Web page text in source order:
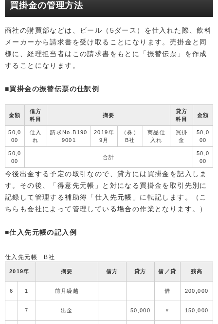
買掛金の管理方法
商社の購買部などは、ビール（5ダース）を仕入れた際、飲料
メーカーから請求書を受け取ることになります。売掛金と同
様に、経理担当者はこの請求書をもとに「振替伝票」を作成
することになります。
■買掛金の振替伝票の仕訳例
金額
借方
科目
摘要
貸方
科目
金額
50,0
00
仕入
れ
請求No.B190
9001
2019年
9月
（株）
B社
商品仕
入れ
買掛
金
50,0
00
50,0
00
合計
50,0
00
今後出金する予定の取引なので、貸方には買掛金を記入しま
す。その後、「得意先元帳」と対になる買掛金を取引先別に
記録して管理する補助簿「仕入先元帳」に転記します。（こ
ちらも会社によって管理している場合の作業となります。）
■仕入先元帳の記入例
仕入先元帳 B社
2019年 摘要 借方 貸方 借／貸 残高
6 1 前月繰越 借 200,000
7 出金 50,000 〃 150,000